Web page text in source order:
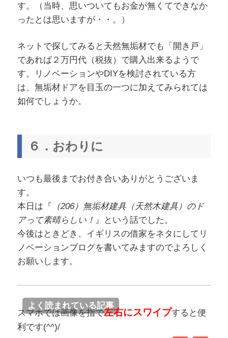
す。（当時、思いついてもお金が無くてできなか
ったとは思いますが・・。）
ネットで探してみると天然無垢材でも「開き戸」
であれば２万円代（税抜）で購入出来るようで
す。リノベーションやDIYを検討されている方
は、無垢材ドアを目玉の一つに加えてみられては
如何でしょうか。
６．おわりに
いつも最後までお付き合いありがとうございま
す。
本日は『 （206）無垢材建具（天然木建具）のド
アって素晴らしい！ 』という話でした。
今後はときどき、イギリスの借家をネタにしてリ
ノベーションブログを書いてみますのでよろしく
お願いします。
よく読まれている記事
スマホでは画像を指で左右にスワイプすると便
利です(^^)/